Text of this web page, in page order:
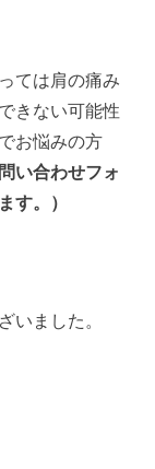
ては肩の痛み
きない可能性
お悩みの方
問い合わせフォ
す。）
いました。